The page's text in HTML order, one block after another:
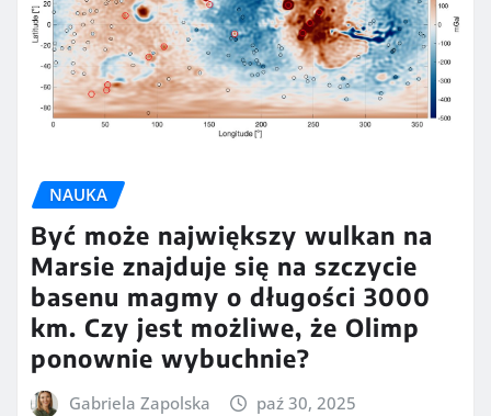
NAUKA
Być może największy wulkan na
Marsie znajduje się na szczycie
basenu magmy o długości 3000
km. Czy jest możliwe, że Olimp
ponownie wybuchnie?
Gabriela Zapolska paź 30, 2025